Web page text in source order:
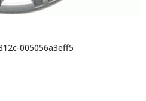
005056a3eff5